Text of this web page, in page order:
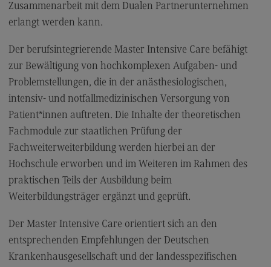
Modulangebot
Kontakt
Digital Business Management
Digital Business Management
Modulangebot
Berufsperspektiven
Kontakt
Digitalisierung in der Sozialen Arbeit
Modulangebot
Berufsperspektiven
Zusammenarbeit mit dem Dualen Partnerunternehmen
erlangt werden kann.
Der berufsintegrierende Master Intensive Care befähigt
zur Bewältigung von hochkomplexen Aufgaben- und
Problemstellungen, die in der anästhesiologischen,
intensiv- und notfallmedizinischen Versorgung von
Patient*innen auftreten. Die Inhalte der theoretischen
Fachmodule zur staatlichen Prüfung der
Fachweiterweiterbildung werden hierbei an der
Hochschule erworben und im Weiteren im Rahmen des
praktischen Teils der Ausbildung beim
Weiterbildungsträger ergänzt und geprüft.
Der Master Intensive Care orientiert sich an den
entsprechenden Empfehlungen der Deutschen
Krankenhausgesellschaft und der landesspezifischen